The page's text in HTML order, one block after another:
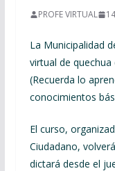
PROFE VIRTUAL
La Municipalidad
virtual de quechua
(Recuerda lo
conocimientos
El curso,
Ciudadano,
dictará desde el